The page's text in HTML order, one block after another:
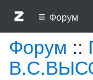
≡ Форум
Форум ::